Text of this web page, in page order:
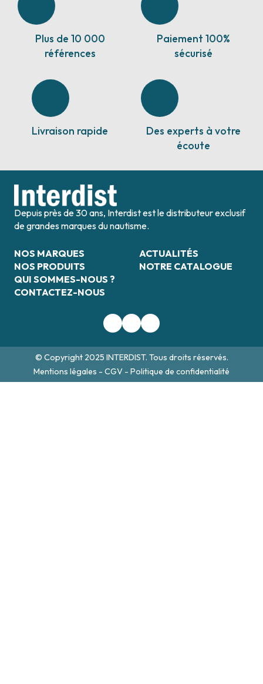
Plus de 10 000
références
Paiement 100%
sécurisé
Livraison rapide
Des experts à votre
écoute
Depuis près de 30 ans, Interdist est le distributeur exclusif
de grandes marques du nautisme.
NOS MARQUES
NOS PRODUITS
QUI SOMMES-NOUS ?
CONTACTEZ-NOUS
ACTUALITÉS
NOTRE CATALOGUE
© Copyright 2025 INTERDIST. Tous droits réservés.
Mentions légales - CGV - Politique de confidentialité